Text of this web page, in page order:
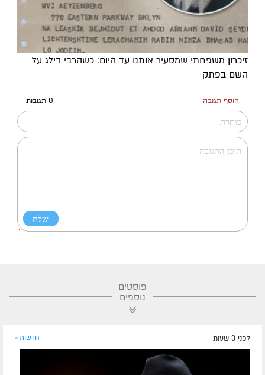
זיכרון משפחתי שמסעיר אותנו עד היום: כשהרבי דילג על
השם בפתק
הוסף תגובה 0 תגובות
פוסטים
נוספים
לפני 3 שעות חדשות »